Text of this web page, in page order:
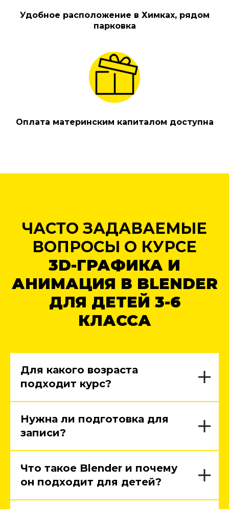
Удобное расположение в Химках, рядом
парковка
Оплата материнским капиталом доступна
ЧАСТО ЗАДАВАЕМЫЕ
ВОПРОСЫ О КУРСЕ
3D-ГРАФИКА И
АНИМАЦИЯ В BLENDER
ДЛЯ ДЕТЕЙ 3-6
КЛАССА
Для какого возраста
подходит курс?
Нужна ли подготовка для
записи?
Что такое Blender и почему
он подходит для детей?